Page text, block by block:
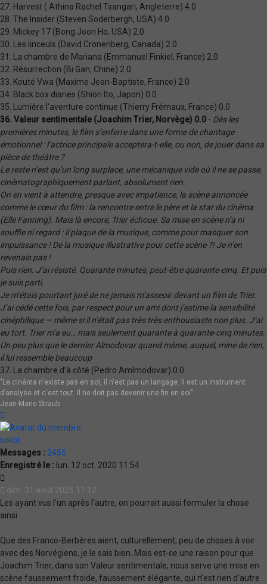
27. Harvest ( Athina Rachel Tsangari, Angleterre) 4.0
28. The Insider (Steven Soderbergh, USA) 4.0
29. Mickey 17 (Bong Joon Ho, USA) 2.0
30. Les linceuls (David Cronenberg, Canada) 2.0
31. La chambre de Mariana (Emmanuel Finkiel, France) 2.0
32. Résurrection (Bi Gan, Chine) 2.0
33. Kouté Vwa (Maxime Jean-Baptiste, France) 2.0
34. Black box diaries (Shiori Ito, Japon) 0.0
35. Lumière l'aventure continue (Thierry Frémaux, France) 0.0
36. Valeur sentimentale (Joachim Trier, Norvège) 0.0 - Dès les
premières minutes, le film s’enferre dans une forme de chantage
émotionnel : l’actrice principale acceptera-t-elle, ou non, de jouer dans sa
pièce de théâtre ?
Le reste n’est qu’un long surplace, une mécanique vide où il ne se passe,
cinématographiquement parlant, absolument rien.
On en vient à attendre, presque avec impatience, la scène annoncée
comme le cœur du film : la rencontre entre le père et la star du cinéma
(Elle Fanning). Mais là encore, Trier échoue. Sa mise en scène n’a ni
souffle ni regard : il plaque de la musique, comme pour masquer son
impuissance ! De la musique illustrative pour cette scène ?! Je n’en
revenais pas !
Puis rien. J’ai résisté. Quarante minutes, peut-être quarante-cinq. Et puis
je suis parti.
Je m’étais pourtant juré de ne jamais m’asseoir devant un film de Trier.
J’ai cédé cette fois, par respect pour un ami dont j’estime la sensibilité
cinéphilique — même si il n’était pas très très enthousiaste non plus. J’ai
eu tort. Trier m’a eu… mais seulement quarante à quarante-cinq minutes.
Un peu plus que le dernier Almodovar quand même, auquel, mine de rien,
il lui ressemble beaucoup
37. La chambre d’à côté (Pedro Amlmodovar) 0.0
"Le cinéma n'existe pas en soi, il n'est pas un langage. Il est un instrument
d’analyse et c'est tout. Il ne doit pas devenir une fin en soi".
Jean-Marie Straub
sokol
Messages : 2455
Enregistré le : lun. 12 oct. 2020 11:54
dim. 31 août 2025 11:12
Les ayant vus l’un après l’autre, on pourrait aussi formuler la chose
ainsi :
Que des Franco-Berbères aient, culturellement, peu de choses à voir
avec des Norvégiens, je le sais bien. Mais est-ce une raison pour que
Joachim Trier, dans son Valeur sentimentale, nous serve une mise en
scène faussement froide, faussement élégante, qui n’est rien d’autre